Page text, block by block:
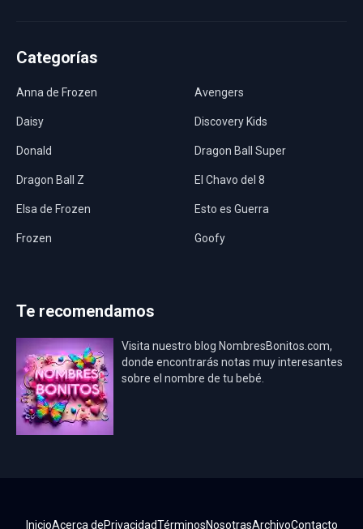
Categorías
Anna de Frozen Avengers
Daisy Discovery Kids
Donald Dragon Ball Super
Dragon Ball Z El Chavo del 8
Elsa de Frozen Esto es Guerra
Frozen Goofy
Los Minions Los Vengadores
Mario Bros Mi Villano Favorito
Mickey Mouse
Te recomendamos
Visita nuestro blog NombresBonitos.com,
donde encontrarás notas muy interesantes
sobre el nombre de tu bebé.
InicioAcerca dePrivacidadTérminosNosotrasArchivoContacto